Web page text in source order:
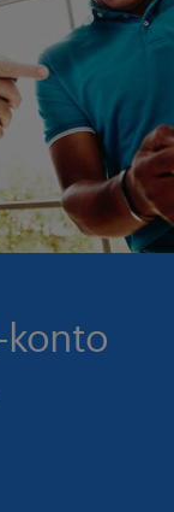
konto